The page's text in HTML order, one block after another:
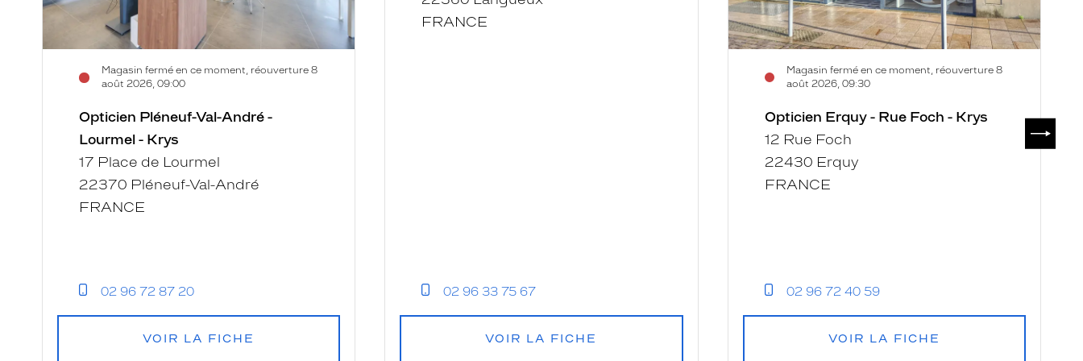
Magasin fermé en ce moment, réouverture 8
août 2026, 09:00
Opticien Pléneuf-Val-André -
Lourmel - Krys
17 Place de Lourmel
22370 Pléneuf-Val-André
FRANCE
02 96 72 87 20
VOIR LA FICHE
FRANCE
02 96 33 75 67
VOIR LA FICHE
Magasin fermé en ce moment, réouverture 8
août 2026, 09:30
Opticien Erquy - Rue Foch - Krys
12 Rue Foch
22430 Erquy
FRANCE
02 96 72 40 59
VOIR LA FICHE